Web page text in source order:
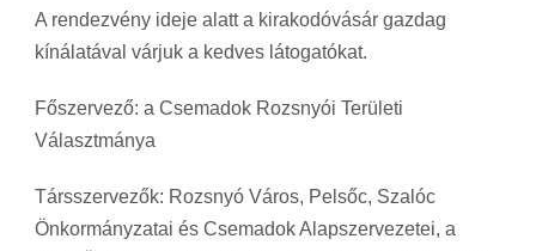
A rendezvény ideje alatt a kirakodóvásár gazdag
kínálatával várjuk a kedves látogatókat.
Főszervező: a Csemadok Rozsnyói Területi
Választmánya
Társszervezők: Rozsnyó Város, Pelsőc, Szalóc
Önkormányzatai és Csemadok Alapszervezetei, a